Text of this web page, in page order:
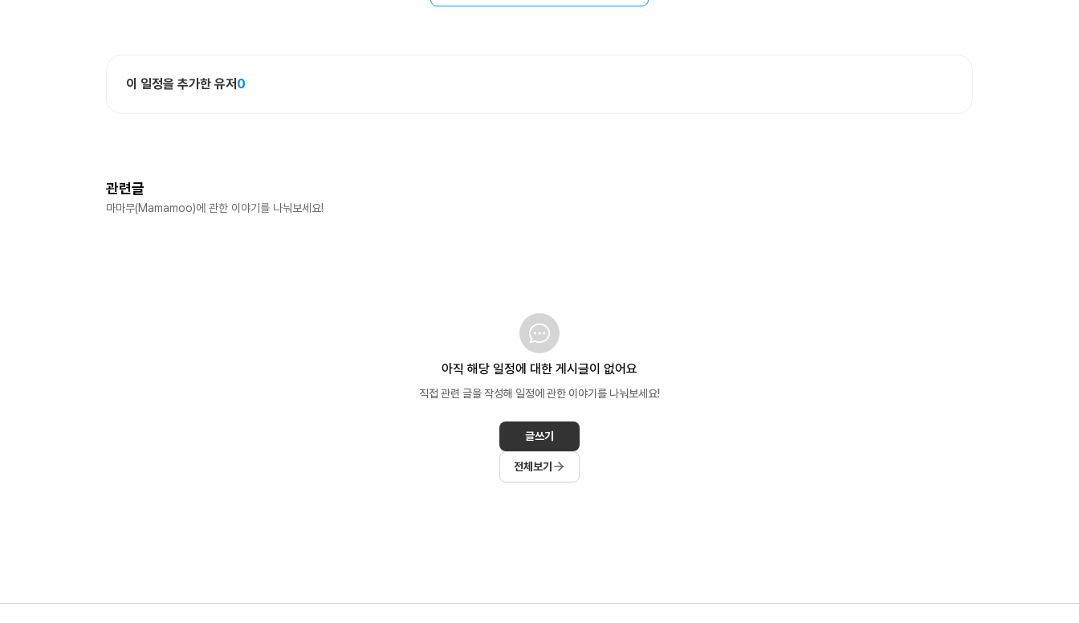
이 일정을 추가한 유저 0
관련글
마마무(Mamamoo)에 관한 이야기를 나눠보세요!
아직 해당 일정에 대한 게시글이 없어요
직접 관련 글을 작성해 일정에 관한 이야기를 나눠보세요!
글쓰기
전체보기